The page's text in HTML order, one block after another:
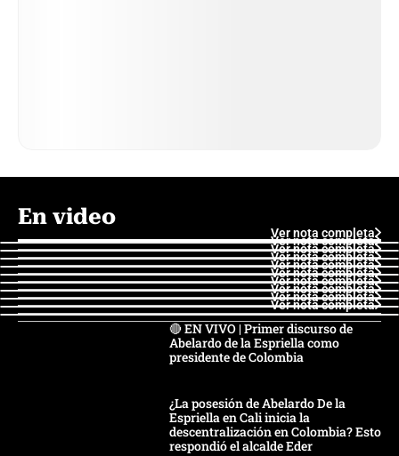
En video
Ver nota completa
Ver nota completa
Ver nota completa
Ver nota completa
Ver nota completa
Ver nota completa
Ver nota completa
Ver nota completa
Ver nota completa
Ver nota completa
🔴 EN VIVO | Primer discurso de
Abelardo de la Espriella como
presidente de Colombia
¿La posesión de Abelardo De la
Espriella en Cali inicia la
descentralización en Colombia? Esto
respondió el alcalde Eder